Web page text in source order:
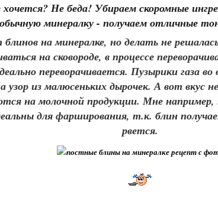
Не беда! Убираем скоромные
минералку - получаем отличные
на минералке, но делать не
на сковороде, в процессе
переворачивается. Пузырики газа
узор из малюсеньких дырочек. А вот вкус
на молочной продукции. Мне например,
для фарширования, т.к. блин
рвется.